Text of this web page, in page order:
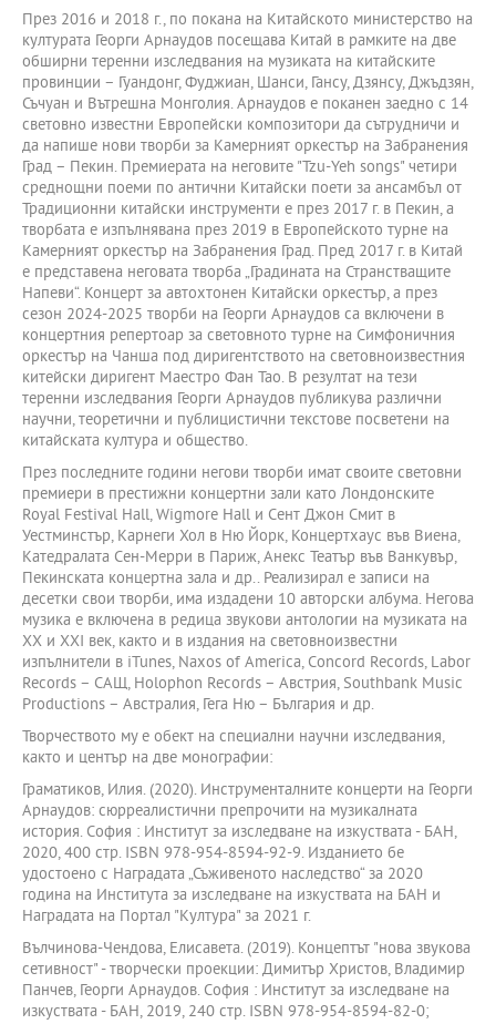
През 2016 и 2018 г., по покана на Китайското министерство на
културата Георги Арнаудов посещава Китай в рамките на две
обширни теренни изследвания на музиката на китайските
провинции – Гуандонг, Фуджиан, Шанси, Гансу, Дзянсу, Джъдзян,
Съчуан и Вътрешна Монголия. Арнаудов е поканен заедно с 14
световно известни Европейски композитори да сътрудничи и
да напише нови творби за Камерният оркестър на Забранения
Град – Пекин. Премиерата на неговите "Tzu-Yeh songs" четири
среднощни поеми по антични Китайски поети за ансамбъл от
Традиционни китайски инструменти е през 2017 г. в Пекин, а
творбата е изпълнявана през 2019 в Европейското турне на
Камерният оркестър на Забранения Град. Пред 2017 г. в Китай
е представена неговата творба „Градината на Странстващите
Напеви“. Концерт за автохтонен Китайски оркестър, а през
сезон 2024-2025 творби на Георги Арнаудов са включени в
концертния репертоар за световното турне на Симфоничния
оркестър на Чанша под диригентството на световноизвестния
китейски диригент Маестро Фан Тао. В резултат на тези
теренни изследвания Георги Арнаудов публикува различни
научни, теоретични и публицистични текстове посветени на
китайската култура и общество.
През последните години негови творби имат своите световни
премиери в престижни концертни зали като Лондонските
Royal Festival Hall, Wigmore Hall и Сент Джон Смит в
Уестминстър, Карнеги Хол в Ню Йорк, Концертхаус във Виена,
Катедралата Сен-Мерри в Париж, Анекс Театър във Ванкувър,
Пекинската концертна зала и др.. Реализирал е записи на
десетки свои творби, има издадени 10 авторски албума. Негова
музика е включена в редица звукови антологии на музиката на
XX и XXI век, както и в издания на световноизвестни
изпълнители в iTunes, Naxos of America, Concord Records, Labor
Records – САЩ, Holophon Records – Австрия, Southbank Music
Productions – Австралия, Гега Ню – България и др.
Творчеството му е обект на специални научни изследвания,
както и център на две монографии:
Граматиков, Илия. (2020). Инструменталните концерти на Георги
Арнаудов: сюрреалистични препрочити на музикалната
история. София : Институт за изследване на изкуствата - БАН,
2020, 400 стр. ISBN 978-954-8594-92-9. Изданието бе
удостоено с Наградата „Съживеното наследство“ за 2020
година на Института за изследване на изкуствата на БАН и
Наградата на Портал "Култура" за 2021 г.
Вълчинова-Чендова, Елисавета. (2019). Концептът "нова звукова
сетивност" - творчески проекции: Димитър Христов, Владимир
Панчев, Георги Арнаудов. София : Институт за изследване на
изкуствата - БАН, 2019, 240 стр. ISBN 978-954-8594-82-0;